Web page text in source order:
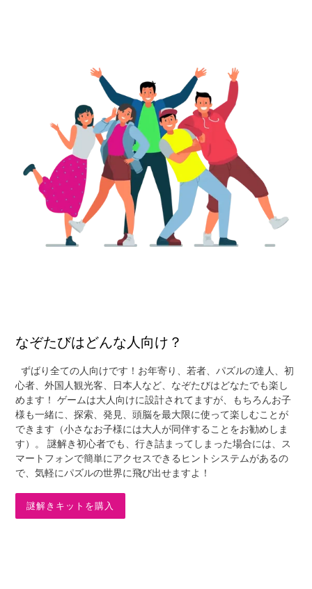
なぞたびはどんな人向け？
ずばり全ての人向けです！お年寄り、若者、パズルの達人、初
心者、外国人観光客、日本人など、なぞたびはどなたでも楽し
めます！ ゲームは大人向けに設計されてますが、もちろんお子
様も一緒に、探索、発見、頭脳を最大限に使って楽しむことが
できます（小さなお子様には大人が同伴することをお勧めしま
す）。 謎解き初心者でも、行き詰まってしまった場合には、ス
マートフォンで簡単にアクセスできるヒントシステムがあるの
で、気軽にパズルの世界に飛び出せますよ！
謎解きキットを購入